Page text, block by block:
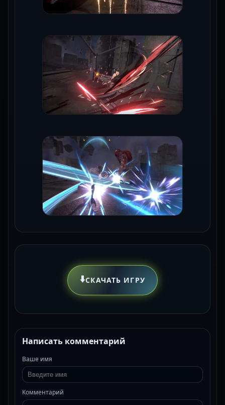
⬇️СКАЧАТЬ ИГРУ
Написать комментарий
Ваше имя
Комментарий